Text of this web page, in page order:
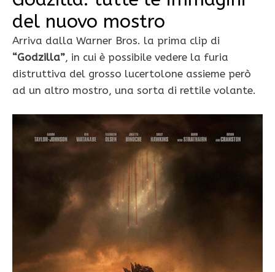
del nuovo mostro
Arriva dalla Warner Bros. la prima clip di
“Godzilla”, in cui è possibile vedere la furia
distruttiva del grosso lucertolone assieme però
ad un altro mostro, una sorta di rettile volante.